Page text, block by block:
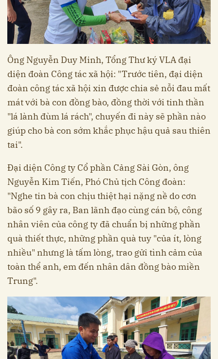
Ông Nguyễn Duy Minh, Tổng Thư ký VLA đại
diện đoàn Công tác xã hội: "Trước tiên, đại diện
đoàn công tác xã hội xin được chia sẻ nỗi đau mất
mát với bà con đồng bào, đồng thời với tinh thần
"lá lành đùm lá rách", chuyến đi này sẽ phần nào
giúp cho bà con sớm khắc phục hậu quả sau thiên
tai".
Đại diện Công ty Cổ phần Cảng Sài Gòn, ông
Nguyễn Kim Tiến, Phó Chủ tịch Công đoàn:
"Nghe tin bà con chịu thiệt hại nặng nề do cơn
bão số 9 gây ra, Ban lãnh đạo cùng cán bộ, công
nhân viên của công ty đã chuẩn bị những phần
quà thiết thực, những phần quà tuy "của ít, lòng
nhiều" nhưng là tấm lòng, trao gửi tình cảm của
toàn thể anh, em đến nhân dân đồng bào miền
Trung".